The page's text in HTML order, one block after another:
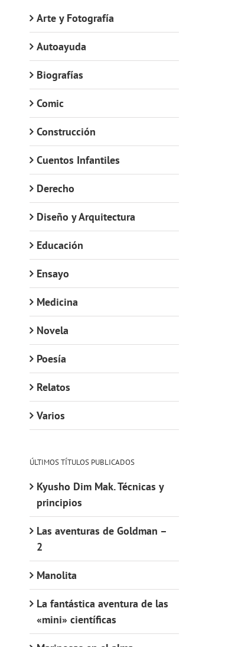
Arte y Fotografía
Autoayuda
Biografías
Comic
Construcción
Cuentos Infantiles
Derecho
Diseño y Arquitectura
Educación
Ensayo
Medicina
Novela
Poesía
Relatos
Varios
ÚLTIMOS TÍTULOS PUBLICADOS
Kyusho Dim Mak. Técnicas y
principios
Las aventuras de Goldman –
2
Manolita
La fantástica aventura de las
«mini» científicas